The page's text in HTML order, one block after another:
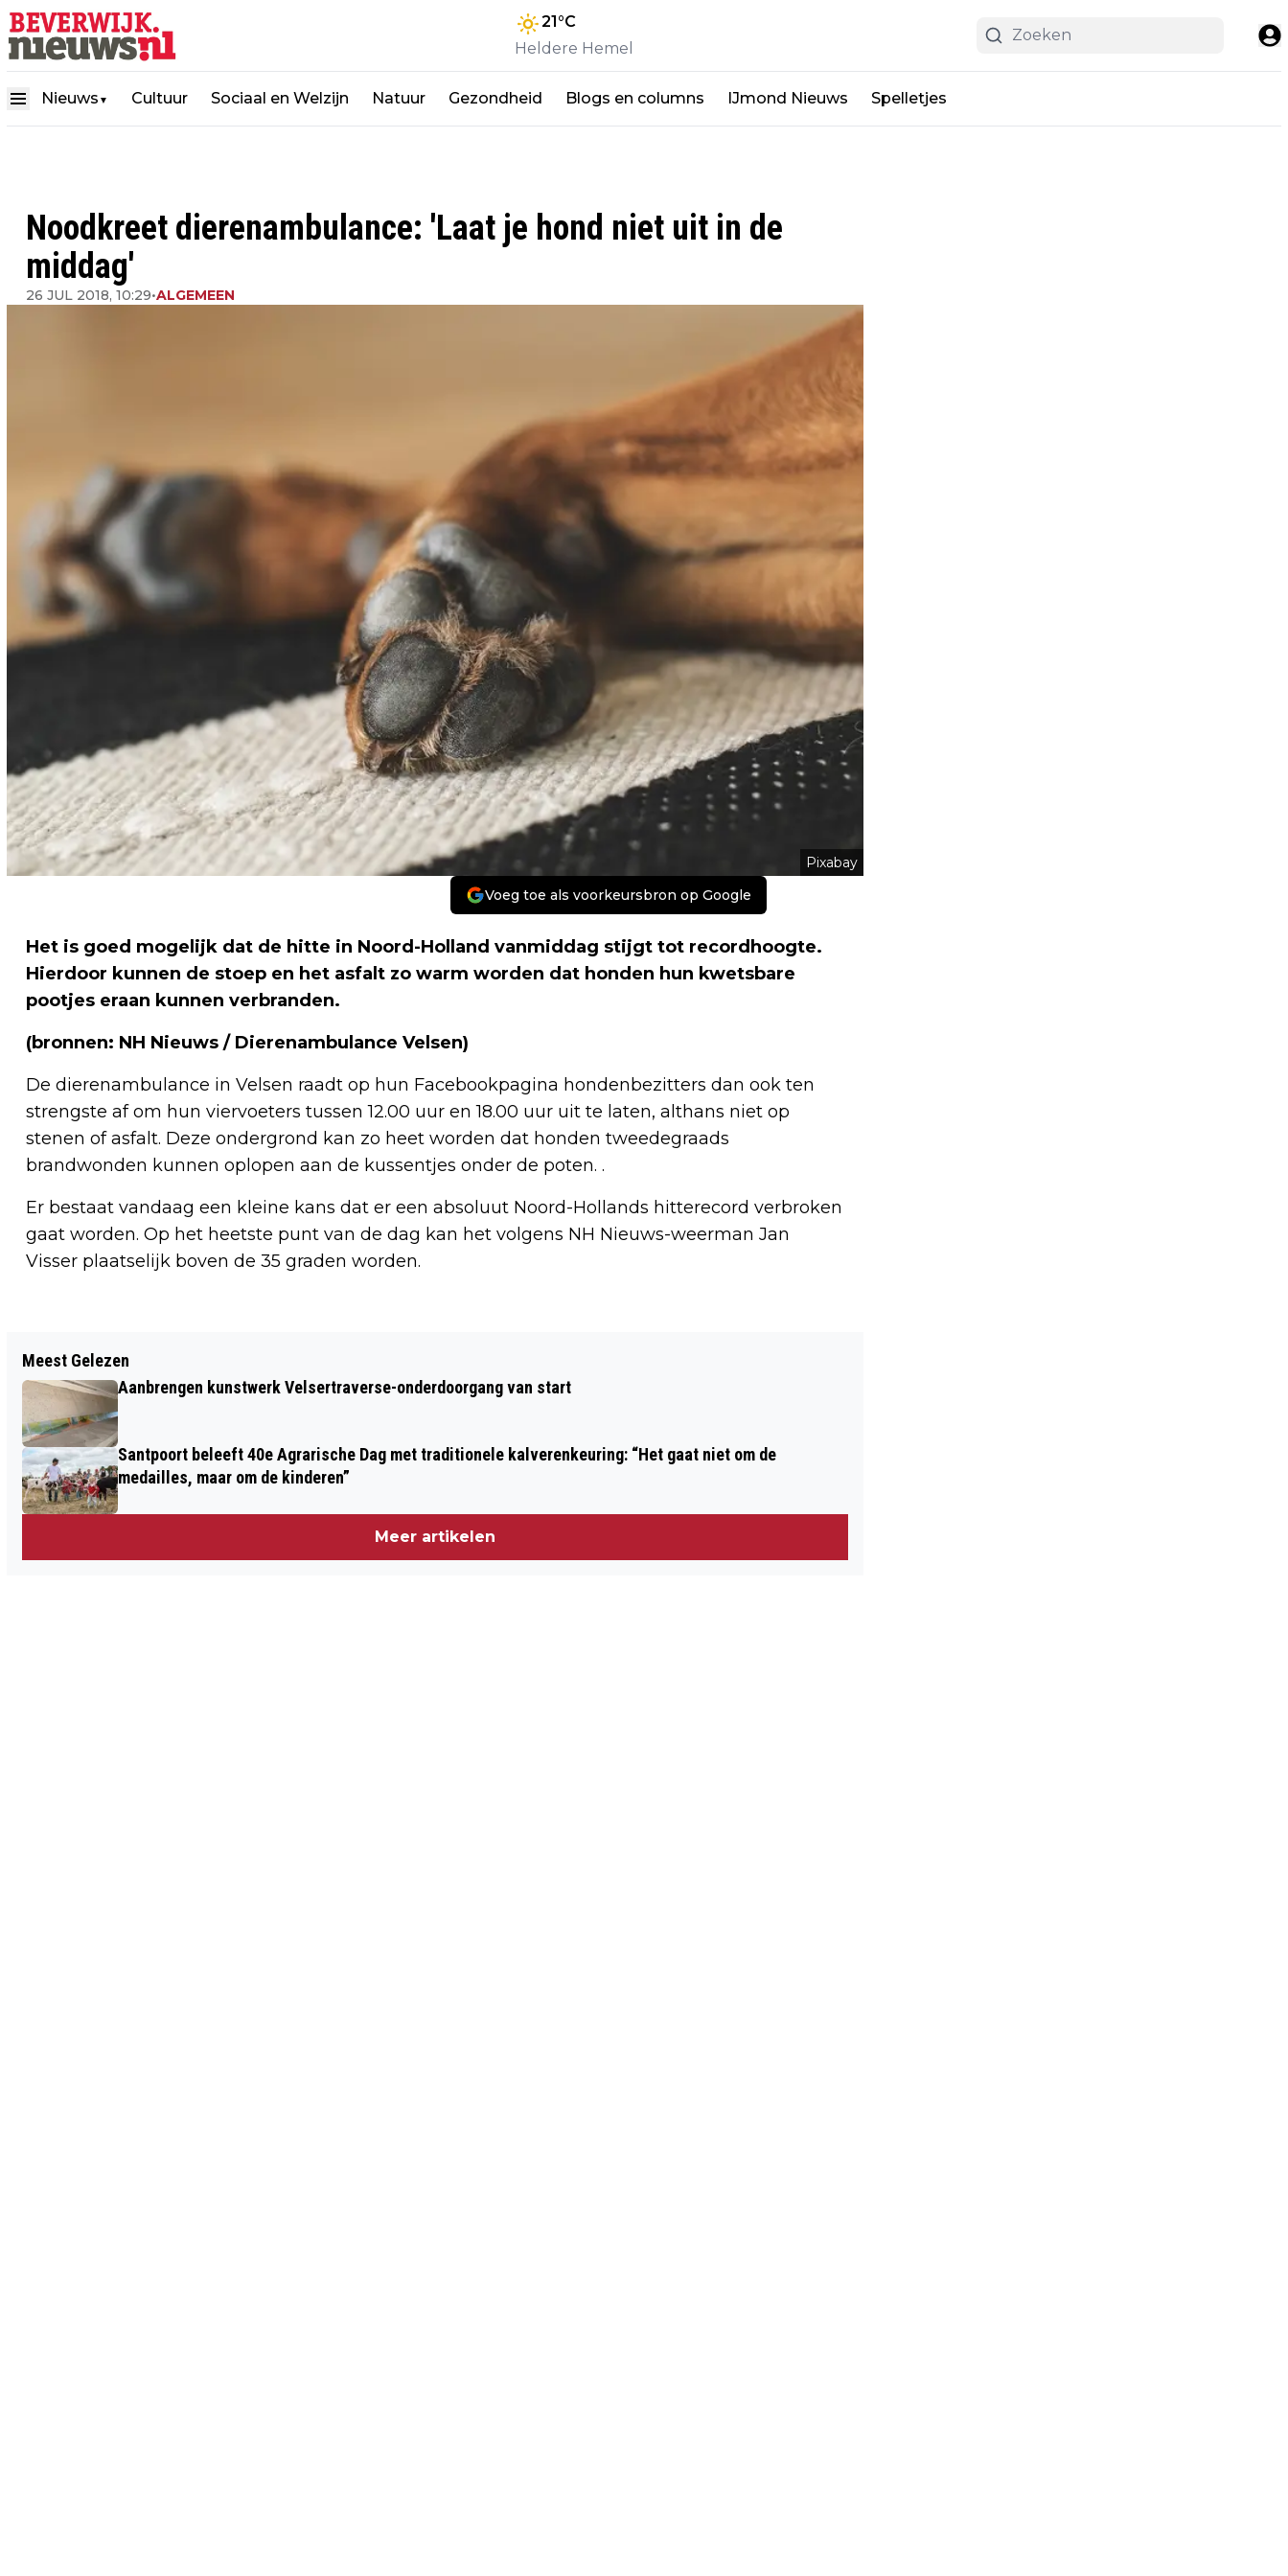
21°C
Heldere Hemel
Nieuws ▼ Cultuur Sociaal en Welzijn Natuur Gezondheid Blogs en columns IJmond Nieuws Spelletjes
Noodkreet dierenambulance: 'Laat je hond niet uit in de
middag'
26 JUL 2018, 10:29•ALGEMEEN
Pixabay
Voeg toe als voorkeursbron op Google
Het is goed mogelijk dat de hitte in Noord-Holland vanmiddag stijgt tot recordhoogte.
Hierdoor kunnen de stoep en het asfalt zo warm worden dat honden hun kwetsbare
pootjes eraan kunnen verbranden.
(bronnen: NH Nieuws / Dierenambulance Velsen)
De dierenambulance in Velsen raadt op hun Facebookpagina hondenbezitters dan ook ten
strengste af om hun viervoeters tussen 12.00 uur en 18.00 uur uit te laten, althans niet op
stenen of asfalt. Deze ondergrond kan zo heet worden dat honden tweedegraads
brandwonden kunnen oplopen aan de kussentjes onder de poten. .
Er bestaat vandaag een kleine kans dat er een absoluut Noord-Hollands hitterecord verbroken
gaat worden. Op het heetste punt van de dag kan het volgens NH Nieuws-weerman Jan
Visser plaatselijk boven de 35 graden worden.
SPEURTOCHT DOOR DE KASTEELTUIN
ASSUMBURG BIJ 'T KOETSHUIJS
MISHANDELD GETUIGEN GEZOCHT VAN
Meest Gelezen
Aanbrengen kunstwerk Velsertraverse-onderdoorgang van start
Santpoort beleeft 40e Agrarische Dag met traditionele kalverenkeuring: “Het gaat niet om de
medailles, maar om de kinderen”
Meer artikelen